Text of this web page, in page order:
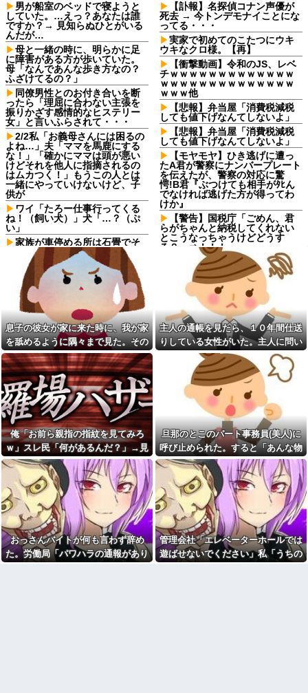
男が船室のベッドで寝ようと
していた。…えっ？あなたは誰
ですか？→ 見知らぬひとがいる
んだが…
母と一緒の時に、明らかに足
に障害がある方が歩いていた。
母「なんであんな歩き方なの？
ふざけてるの？」
同僚男性とのお付き合いを断
ったら「理屈に合わない主張を
振りかざす感情的なヒステリー
女」と言いふらされて・・・
2/2私「お義母さんには困るの
よね…」夫「ママを馬鹿にする
な！」「確かにママは頭が悪い
けどそれを他人に指摘されるの
はムカつく！」もうこの人とは
一緒にやっていけないけど、子
供が
ワイ「たろー仕事行ってくる
ね！（飼い犬）」犬「…？（ぷ
い」
家族が車停める所は石畳でそ
こには２台家族の車停めてたん
だけど、中庭の芝生上に知らな
い車が4台停まっていた 父が運転
手捕まえ「芝生を弁償して...
私「血まみれで何してるんで
すか！？」婆さん「腕が抜けな
いのよ…助けて！」→帰宅した
ら玄関前がとんでもない修羅場
になっていて…
下に住み始めた住民の頭がお
かしい。朝3時から部屋に掃除機
をかける音が響く・・・
嫁からマジで離婚を切り出さ
れている。俺がネトゲしすぎて
全くかまわなかったのが原因ら
しく...
娘「お父さん早く来て！」俺
「何があった？」→「知らない
人につけられてる」と聞いて血
の気が引いて…
無人レジに前の人のレシート
が残っててん百円当たりとか書
かれた当たり券だったが店員が
さっと取ってった
【画像】 北海道、推定300kg
のヒグマ登場ｗｗｗｗｗｗｗｗ
ｗｗｗｗｗｗｗｗｗｗｗｗ
お前ら急げ！怪しい外人みつ
けたら法務省にタレコミしてみ
ろ！意外と仕事するぞ？
【訃報】名探偵コナン声優が
死去 → 今トンデモナイことにな
ってる・・・
実家で初めてのこたつにウキ
ウキなクロ様。【再】
【衝撃動画】令和のJS、レベ
チｗｗｗｗｗｗｗｗｗｗｗｗｗ
ｗｗｗｗｗｗｗｗｗｗｗｗｗｗ
ｗｗｗ他
【悲報】弁当屋「消費税減税
しても値下げなんてしないよ」
【悲報】弁当屋「消費税減税
しても値下げなんてしないよ」
【モヤモヤ】ひき逃げに遭っ
たA君が警察にナンバープレート
を伝えたが、警察の対応に驚
愕!B君『ぶつけても相手がﾀﾋん
でなければ逃げた方が得ってわ
けか』
【警告】国税庁「ごめん、君
らがちゃんと納税してくれない
とこうなっちゃうけどどうす
る？」⇒！！！
エナドリで肝臓ぶっ壊したけ
ど質問ある？
90年ぶりに誕生した待望の女
の子。お祭り騒ぎの義実家の一
方で、近所の婦人会メンバーか
ら「死なないといいね」と不吉
な言葉を何度も繰り返されてし
まう・・・
浮気と緊急避妊薬を隠す元カ
ノ！問い詰めると「記憶がな
い」と逃げ、私を「モラハラ
男」認定してキープ＆おねだり
三昧。浮気発覚後、我慢の限界
で他の女性とスピード婚した結
果ｗｗｗｗｗ
【徹底議論】近代日本史で最
も取り返しのつかなかった失敗
って何？
旦那のとこのパート事務員(美
人)に呼び止められた。すると
「あんな物(昼食)を旦那さんに食
べさせるなんて信じられな
い！」と言い出し...
浮気相手との性行為時間→3時
間、嫁との性行為時間→15分
wwwwwwwww
母の一軒家借りて一人暮らし
してた頃。友人連れて帰宅した
ら、知らない女性が風呂に入っ
息子の彼女が家に来た時に、我が家
を舐めるように隅々まで見た。その
次の瞬間、女がとんでもない一言
主人の通帳を見たら、１０年間仕送
りしている女性がいた。主人に問い
詰めたら、白状して...
俺「お前ら親指の指紋を見てみろ
ｗ」スレ民「何があるんだ？」→見
た瞬間、思わず笑ってしまう人が続
出して…
旦那のとこのパート事務員(美人)に
呼び止められた。すると「あんな物
(昼食)を旦那さんに食べさせるなん
て信じられない！」と言い出し...
おっさんバイトが何も言わず辞め
た。労働局「パワハラの通報があり
管理会社「エレベーターホールでは
遊ばせないでください」私「うちの